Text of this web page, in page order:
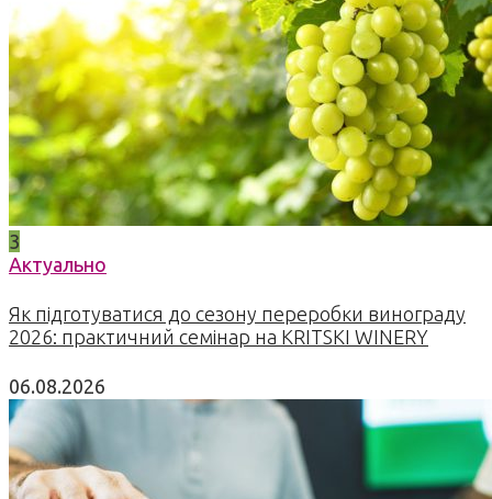
3
Актуально
Як підготуватися до сезону переробки винограду
2026: практичний семінар на KRITSKI WINERY
06.08.2026